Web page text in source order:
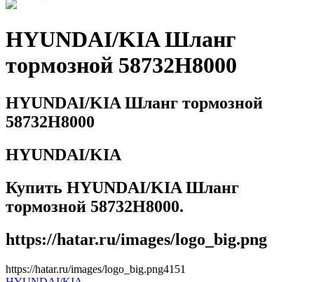
HYUNDAI/KIA Шланг
тормозной 58732H8000
HYUNDAI/KIA Шланг тормозной
58732H8000
HYUNDAI/KIA
Купить HYUNDAI/KIA Шланг
тормозной 58732H8000.
https://hatar.ru/images/logo_big.png
https://hatar.ru/images/logo_big.png41 51